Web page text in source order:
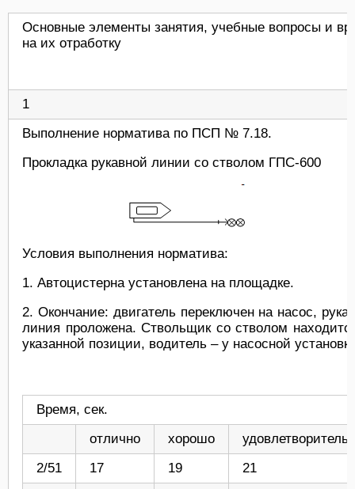
Основные элементы занятия, учебные вопросы и
на их отработку
1
Выполнение норматива по ПСП № 7.18.
Прокладка рукавной линии со стволом ГПС-600
Условия выполнения норматива:
1. Автоцистерна установлена на площадке.
2. Окончание: двигатель переключен на насос,
линия проложена. Ствольщик со стволом
указанной позиции, водитель – у насосной
Время, сек.
отлично
хорошо
2/51
17 19
21